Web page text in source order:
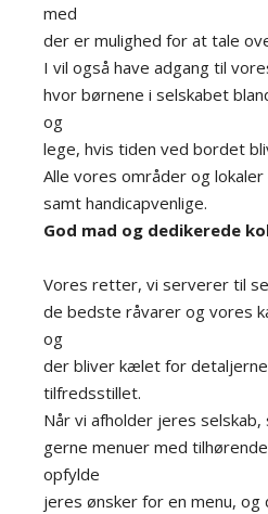
med
der er mulighed for at tale
I vil også have adgang til
hvor børnene i selskabet
og
lege, hvis tiden ved bordet
Alle vores områder og
samt handicapvenlige.
God mad og dedikerede
Vores retter, vi serverer til
de bedste råvarer og vores
og
der bliver kælet for
tilfredsstillet.
Når vi afholder jeres
gerne menuer med
opfylde
jeres ønsker for en menu, og